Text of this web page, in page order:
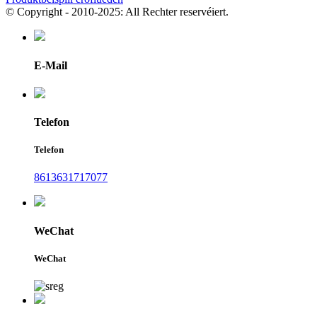
© Copyright - 2010-2025: All Rechter reservéiert.
E-Mail
Telefon
Telefon
8613631717077
WeChat
WeChat